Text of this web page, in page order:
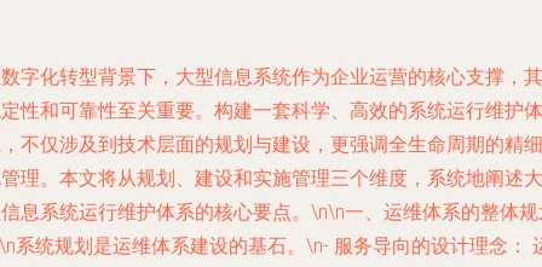
字化转型背景下，大型信息系统作为企业运营的核心支撑，其
性和可靠性至关重要。构建一套科学、高效的系统运行维护体
不仅涉及到技术层面的规划与建设，更强调全生命周期的精细
理。本文将从规划、建设和实施管理三个维度，系统地阐述大
息系统运行维护体系的核心要点。\n\n一、运维体系的整体
系统规划是运维体系建设的基石。\n- 服务导向的设计理念：